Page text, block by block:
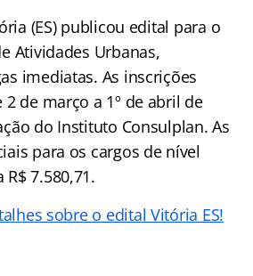
(ES) publicou edital para o
Atividades Urbanas,
imediatas. As inscrições
de março a 1º de abril de
do Instituto Consulplan. As
para os cargos de nível
7.580,71.
sobre o edital Vitória ES!